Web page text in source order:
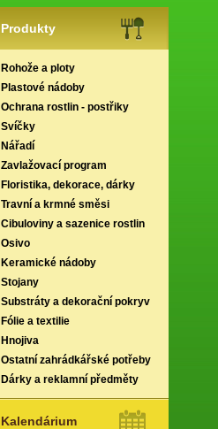
Produkty
Rohože a ploty
Plastové nádoby
Ochrana rostlin - postřiky
Svíčky
Nářadí
Zavlažovací program
Floristika, dekorace, dárky
Travní a krmné směsi
Cibuloviny a sazenice rostlin
Osivo
Keramické nádoby
Stojany
Substráty a dekorační pokryv
Fólie a textilie
Hnojiva
Ostatní zahrádkářské potřeby
Dárky a reklamní předměty
Kalendárium